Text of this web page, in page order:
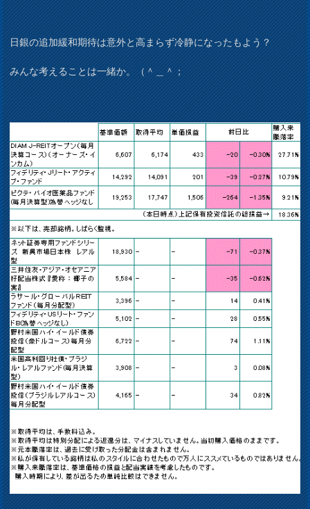
日銀の追加緩和期待は意外と高まらず冷静になったもよう？
みんな考えることは一緒か。（＾＿＾；